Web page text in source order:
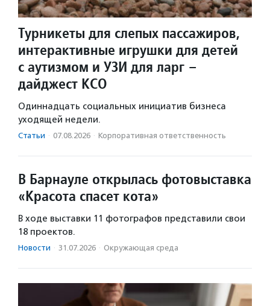
Турникеты для слепых пассажиров,
интерактивные игрушки для детей
с аутизмом и УЗИ для ларг –
дайджест КСО
Одиннадцать социальных инициатив бизнеса
уходящей недели.
Статьи · 07.08.2026 · Корпоративная ответственность
В Барнауле открылась фотовыставка
«Красота спасет кота»
В ходе выставки 11 фотографов представили свои
18 проектов.
Новости · 31.07.2026 · Окружающая среда